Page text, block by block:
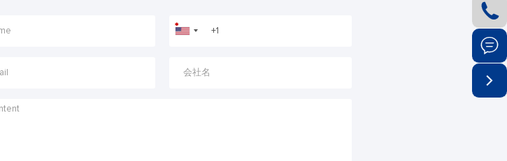
*


